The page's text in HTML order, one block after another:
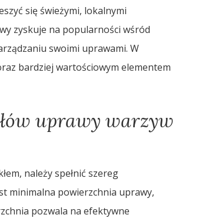
się świeżymi, lokalnymi
zyskuje na popularności wśród
swoimi uprawami. W
bardziej wartościowym elementem
uprawy warzyw
należy spełnić szereg
minimalna powierzchnia uprawy,
pozwala na efektywne